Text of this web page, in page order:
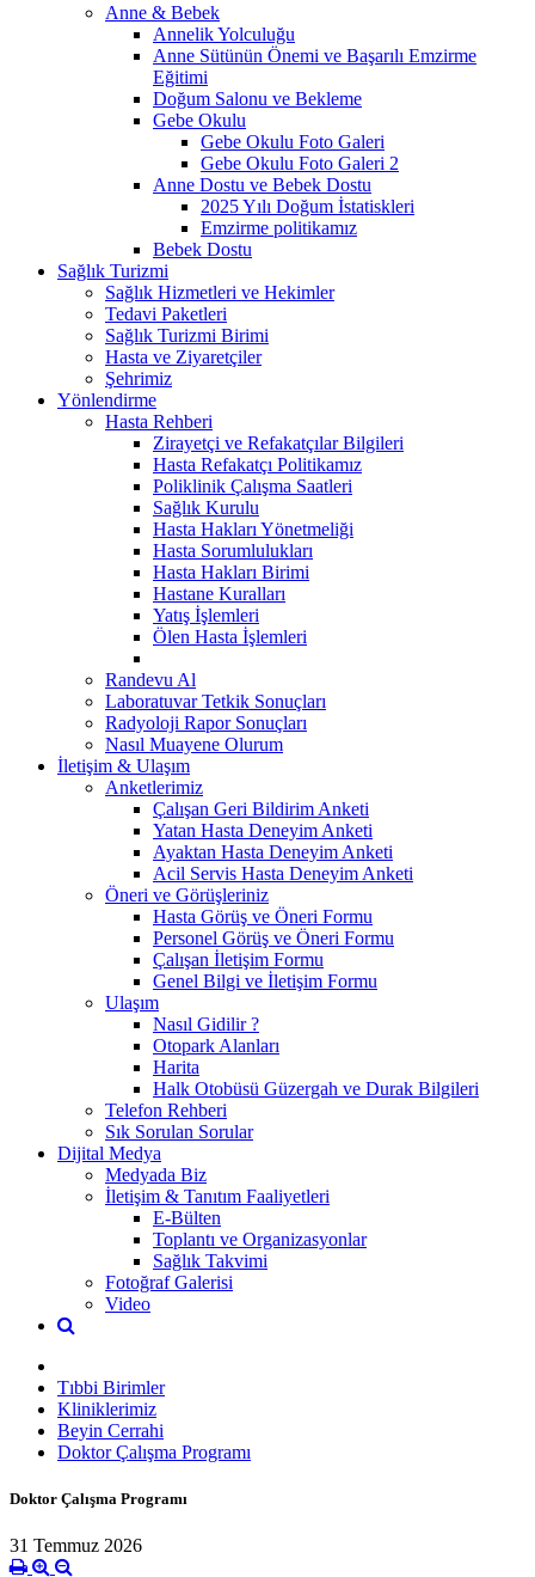
Anne & Bebek
Annelik Yolculuğu
Anne Sütünün Önemi ve Başarılı Emzirme
Eğitimi
Doğum Salonu ve Bekleme
Gebe Okulu
Gebe Okulu Foto Galeri
Gebe Okulu Foto Galeri 2
Anne Dostu ve Bebek Dostu
2025 Yılı Doğum İstatiskleri
Emzirme politikamız
Bebek Dostu
Sağlık Turizmi
Sağlık Hizmetleri ve Hekimler
Tedavi Paketleri
Sağlık Turizmi Birimi
Hasta ve Ziyaretçiler
Şehrimiz
Yönlendirme
Hasta Rehberi
Zirayetçi ve Refakatçılar Bilgileri
Hasta Refakatçı Politikamız
Poliklinik Çalışma Saatleri
Sağlık Kurulu
Hasta Hakları Yönetmeliği
Hasta Sorumlulukları
Hasta Hakları Birimi
Hastane Kuralları
Yatış İşlemleri
Ölen Hasta İşlemleri
Randevu Al
Laboratuvar Tetkik Sonuçları
Radyoloji Rapor Sonuçları
Nasıl Muayene Olurum
İletişim & Ulaşım
Anketlerimiz
Çalışan Geri Bildirim Anketi
Yatan Hasta Deneyim Anketi
Ayaktan Hasta Deneyim Anketi
Acil Servis Hasta Deneyim Anketi
Öneri ve Görüşleriniz
Hasta Görüş ve Öneri Formu
Personel Görüş ve Öneri Formu
Çalışan İletişim Formu
Genel Bilgi ve İletişim Formu
Ulaşım
Nasıl Gidilir ?
Otopark Alanları
Harita
Halk Otobüsü Güzergah ve Durak Bilgileri
Telefon Rehberi
Sık Sorulan Sorular
Dijital Medya
Medyada Biz
İletişim & Tanıtım Faaliyetleri
E-Bülten
Toplantı ve Organizasyonlar
Sağlık Takvimi
Fotoğraf Galerisi
Video
Tıbbi Birimler
Kliniklerimiz
Beyin Cerrahi
Doktor Çalışma Programı
Doktor Çalışma Programı
31 Temmuz 2026